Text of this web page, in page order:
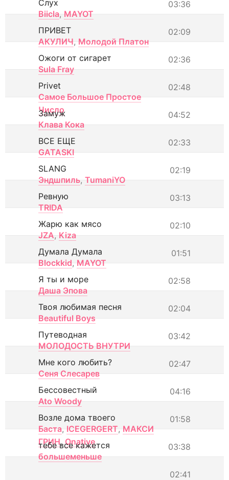
03:36
Слух
Biicla, MAYOT
02:09
ПРИВЕТ
АКУЛИЧ, Молодой Платон
02:36
Ожоги от сигарет
Sula Fray
02:48
Privet
Самое Большое Простое
Число
04:52
Замуж
Клава Кока
02:33
ВСЕ ЕЩЕ
GATASKI
02:19
SLANG
Эндшпиль, TumaniYO
03:13
Ревную
TRIDA
02:10
Жарю как мясо
JZA, Kiza
01:51
Думала Думала
Blockkid, MAYOT
02:58
Я ты и море
Даша Эпова
02:04
Твоя любимая песня
Beautiful Boys
03:42
Путеводная
МОЛОДОСТЬ ВНУТРИ
02:47
Мне кого любить?
Сеня Слесарев
04:16
Бессовестный
Ato Woody
01:58
Возле дома твоего
Баста, ICEGERGERT, МАКСИ
ГРИН, Onative 03:38
тебе все кажется
большеменьше
02:41